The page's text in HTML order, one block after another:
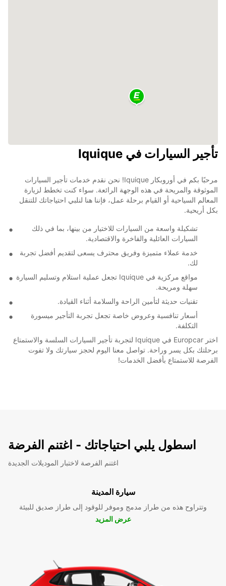
تأجير السيارات في Iquique
مرحبًا بكم في أوروبكار Iquique! نحن نقدم خدمات تأجير السيارات
الموثوقة والمريحة في هذه الوجهة الرائعة. سواء كنت تخطط لزيارة
المعالم السياحية أو القيام برحلة عمل، فإننا هنا لنلبي احتياجاتك للتنقل
بكل أريحية.
تشكيلة واسعة من السيارات للاختيار من بينها، بما في ذلك
السيارات العائلية والفاخرة والاقتصادية.
خدمة عملاء متميزة وفريق محترف يسعى لتقديم أفضل تجربة
لك.
مواقع مركزية في Iquique تجعل عملية استلام وتسليم السيارة
سهلة ومريحة.
تقنيات حديثة لتأمين الراحة والسلامة أثناء القيادة.
أسعار تنافسية وعروض خاصة تجعل تجربة التأجير ميسورة
التكلفة.
اختر Europcar في Iquique لتجربة تأجير السيارات السلسة والاستمتاع
برحلتك بكل يسر وراحة. تواصل معنا اليوم لحجز سيارتك ولا تفوت
الفرصة للاستمتاع بأفضل الخدمات!
اسطول يلبي احتياجاتك - اغتنم الفرضة
اغتنم الفرصة لاختبار الموديلات الجديدة
سيارة المدينة
وتتراوح هذه من طراز مدمج وموفر للوقود إلى طراز صديق للبيئة
عرض المزيد